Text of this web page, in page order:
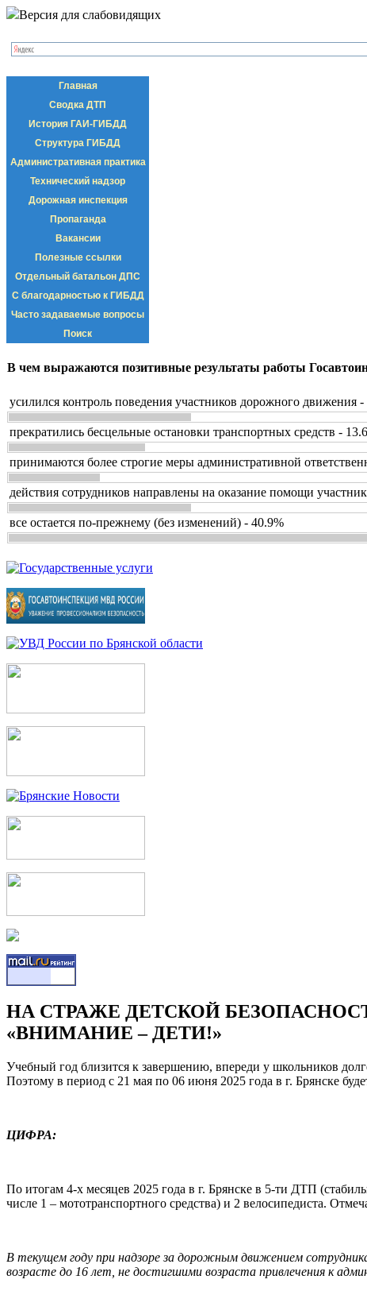
Версия для слабовидящих
Главная
Сводка ДТП
История ГАИ-ГИБДД
Структура ГИБДД
Административная практика
Технический надзор
Дорожная инспекция
Пропаганда
Вакансии
Полезные ссылки
Отдельный батальон ДПС
С благодарностью к ГИБДД
Часто задаваемые вопросы
Поиск
В чем выражаются позитивные результаты работы
усилился контроль поведения участников дорожного движения -
прекратились бесцельные остановки транспортных средств -
принимаются более строгие меры административной
действия сотрудников направлены на оказание помощи
все остается по-прежнему (без изменений) - 40.9%
НА СТРАЖЕ ДЕТСКОЙ
«ВНИМАНИЕ – ДЕТИ!»
Учебный год близится к завершению, впереди у школьников
Поэтому в период с 21 мая по 06 июня 2025 года в г. Брянске
ЦИФРА:
По итогам 4-х месяцев 2025 года в г. Брянске в 5-ти ДТП
числе 1 – мототранспортного средства) и 2 велосипедиста.
В текущем году при надзоре за дорожным движением
возрасте до 16 лет, не достигшими возраста привлечения к